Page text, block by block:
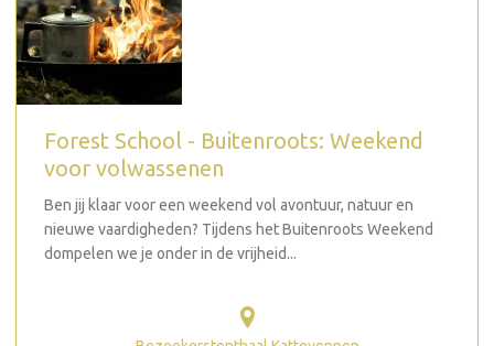
Forest School - Buitenroots: Weekend
voor volwassenen
Ben jij klaar voor een weekend vol avontuur, natuur en
nieuwe vaardigheden? Tijdens het Buitenroots Weekend
dompelen we je onder in de vrijheid...